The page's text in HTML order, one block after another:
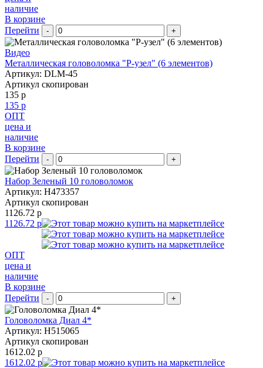
наличие
В корзине
Перейти
- +
Видео
Металлическая головоломка "Р-узел" (6 элементов)
Артикул: DLM-45
Артикул скопирован
135 р
135 р
ОПТ
цена и
наличие
В корзине
Перейти
- +
Набор Зеленый 10 головоломок
Артикул: H473357
Артикул скопирован
1126.72 р
1126.72 р
ОПТ
цена и
наличие
В корзине
Перейти
- +
Головоломка Диал 4*
Артикул: H515065
Артикул скопирован
1612.02 р
1612.02 р